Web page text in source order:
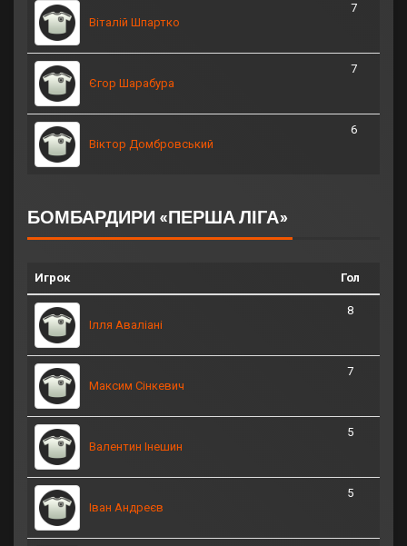
Віталій Шпартко
7
Єгор Шарабура
7
Віктор Домбровський
6
БОМБАРДИРИ «ПЕРША ЛІГА»
Игрок Гол
Ілля Аваліані
8
Максим Сінкевич
7
Валентин Інешин
5
Іван Андреєв
5